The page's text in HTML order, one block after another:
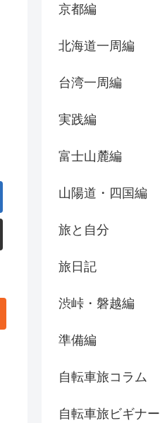
京都編
北海道一周編
台湾一周編
実践編
富士山麓編
山陽道・四国編
旅と自分
旅日記
渋峠・磐越編
準備編
自転車旅コラム
自転車旅ビギナー